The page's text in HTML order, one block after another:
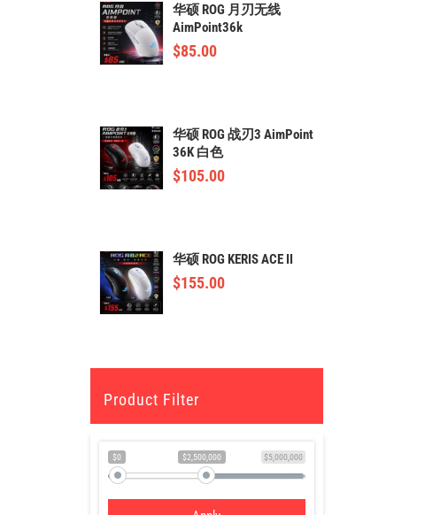
华硕 ROG 月刃无线
AimPoint36k
$85.00
华硕 ROG 战刃3 AimPoint
36K 白色
$105.00
华硕 ROG KERIS ACE II
$155.00
Product Filter
$5,000,000
$0 $2,500,000